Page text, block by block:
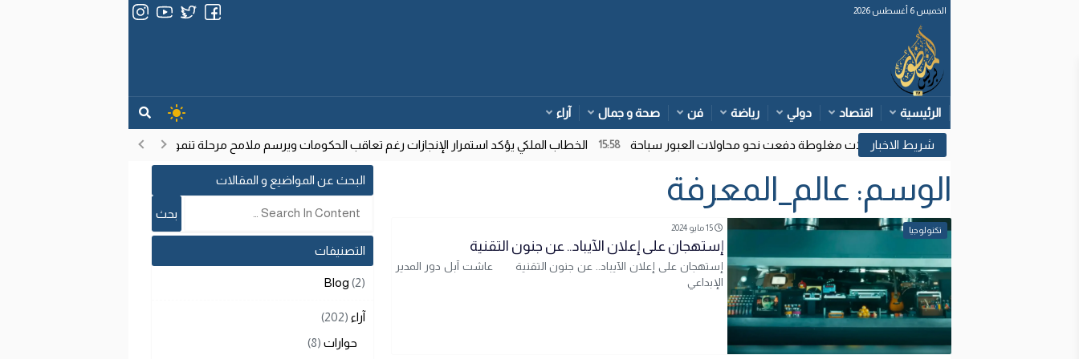
الخميس 6 أغسطس 2026
الرئيسية اقتصاد دولي رياضة فن صحة و جمال آراء
الداخلية: قرارات قضائية إسبانية وتأويلات مغلوطة دفعت نحو محاولات العبور سباحة 15:58 الخطاب الملكي يؤكد استمرار الإنجازات رغم تعاقب الحكومات ويرسم ملامح مرحلة تنموية جديدة
الوسم: عالم_المعرفة
تكنولوجيا 15 مايو 2024
إستهجان على إعلان الآيباد.. عن جنون التقنية
إستهجان على إعلان الآيباد.. عن جنون التقنية عاشت آبل دور المدير
الإبداعي
البحث عن المواضيع و المقالات
التصنيفات
Blog (2)
آراء (202)
حوارات (8)